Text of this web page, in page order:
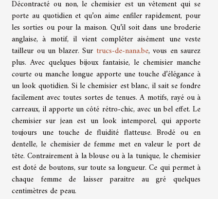
Décontracté ou non, le chemisier est un vêtement qui se
porte au quotidien et qu’on aime enfiler rapidement, pour
les sorties ou pour la maison. Qu’il soit dans une broderie
anglaise, à motif, il vient compléter aisément une veste
tailleur ou un blazer. Sur trucs-de-nana.be, vous en saurez
plus. Avec quelques bijoux fantaisie, le chemisier manche
courte ou manche longue apporte une touche d’élégance à
un look quotidien. Si le chemisier est blanc, il sait se fondre
facilement avec toutes sortes de tenues. A motifs, rayé ou à
carreaux, il apporte un côté rétro-chic, avec un bel effet. Le
chemisier sur jean est un look intemporel, qui apporte
toujours une touche de fluidité flatteuse. Brodé ou en
dentelle, le chemisier de femme met en valeur le port de
tête. Contrairement à la blouse ou à la tunique, le chemisier
est doté de boutons, sur toute sa longueur. Ce qui permet à
chaque femme de laisser paraitre au gré quelques
centimètres de peau.